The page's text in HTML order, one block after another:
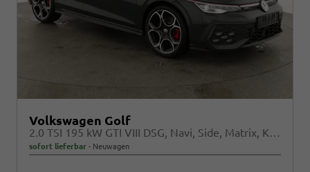
Volkswagen Golf
2.0 TSI 195 kW GTI VIII DSG, Navi, Side, Matrix, Kamera, Winter, 19-Zoll
sofort lieferbar Neuwagen